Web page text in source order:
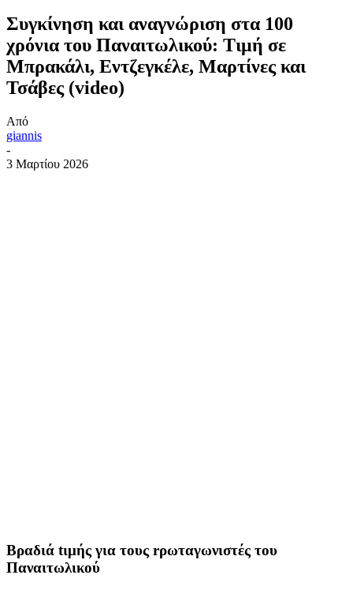
Συγκίνηση και αναγνώριση στα 100
χρόνια του Παναιτωλικού: Τιμή σε
Μπρακάλι, Εντζεγκέλε, Μαρτίνες και
Τσάβες (video)
Από
giannis
-
3 Μαρτίου 2026
Βραδιά tιμής για τους rρωταγωνιστές του
Παναιτωλικού